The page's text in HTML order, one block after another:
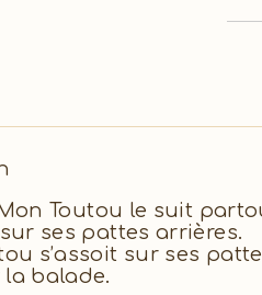
Toutou le suit
ses pattes arrières.
s’assoit sur ses
balade.